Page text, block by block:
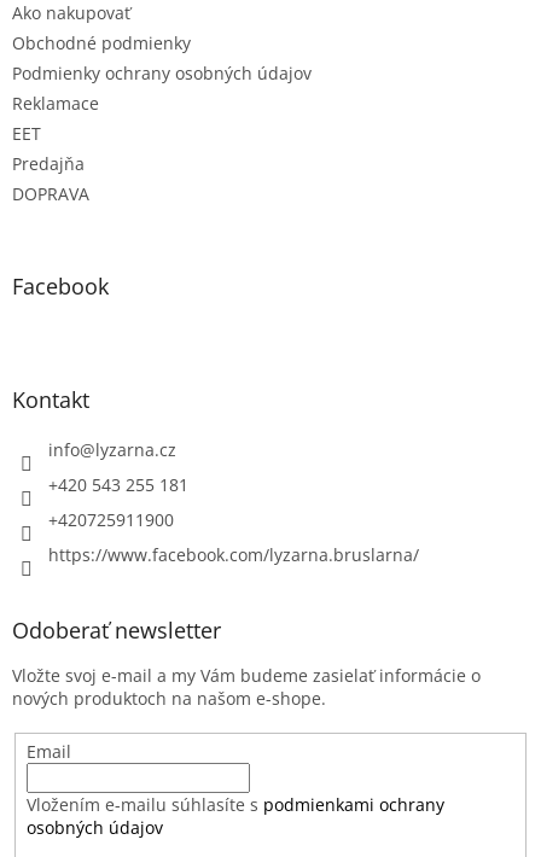
Ako nakupovať
Obchodné podmienky
Podmienky ochrany osobných údajov
Reklamace
EET
Predajňa
DOPRAVA
Facebook
Kontakt
info@lyzarna.cz
+420 543 255 181
+420725911900
https://www.facebook.com/lyzarna.bruslarna/
Odoberať newsletter
Vložte svoj e-mail a my Vám budeme zasielať informácie o
nových produktoch na našom e-shope.
Email
Vložením e-mailu súhlasíte s podmienkami ochrany
osobných údajov